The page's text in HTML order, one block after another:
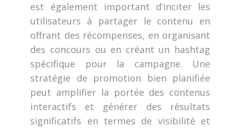
est également important d’inciter les
utilisateurs à partager le contenu en
offrant des récompenses, en organisant
des concours ou en créant un hashtag
spécifique pour la campagne. Une
stratégie de promotion bien planifiée
peut amplifier la portée des contenus
interactifs et générer des résultats
significatifs en termes de visibilité et